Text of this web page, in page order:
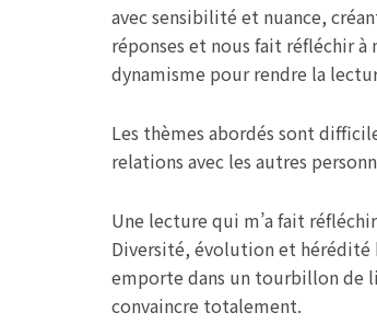
avec sensibilité et nuance,
réponses et nous fait réfléchir
dynamisme pour rendre la
Les thèmes abordés sont
relations avec les autres
Une lecture qui m’a fait
Diversité, évolution et hérédité
emporte dans un tourbillon de
convaincre totalement.